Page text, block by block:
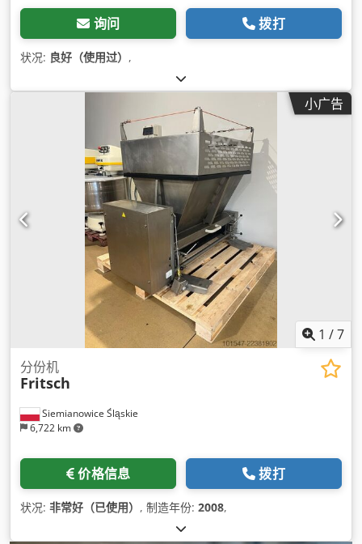
询问 拨打
状况: 良好（使用过） ,
小广告
1 /7
Siemianowice Śląskie
6,722 km
分份机
Fritsch
价格信息 拨打
状况: 非常好（已使用） , 制造年份: 2008,